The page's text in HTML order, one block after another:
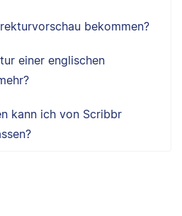
bekommen?
einer englischen
kann ich von Scribbr